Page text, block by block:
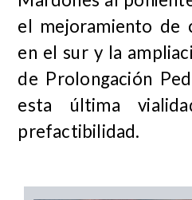
el mejoramiento de
en el sur y la
de Prolongación
esta última
prefactibilidad.